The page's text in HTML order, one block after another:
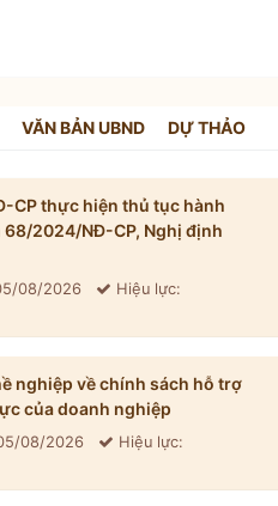
VĂN BẢN UBND DỰ THẢO
CP thực hiện thủ tục hành
2024/NĐ-CP, Nghị định
08/2026 Hiệu lực:
nghiệp về chính sách hỗ trợ
của doanh nghiệp
08/2026 Hiệu lực: